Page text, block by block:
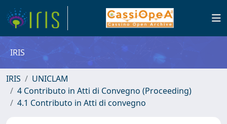
IRIS
IRIS
UNICLAM
4 Contributo in Atti di Convegno (Proceeding)
4.1 Contributo in Atti di convegno